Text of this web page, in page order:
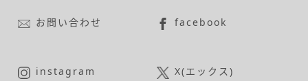
お問い合わせ facebook
instagram X(エックス)